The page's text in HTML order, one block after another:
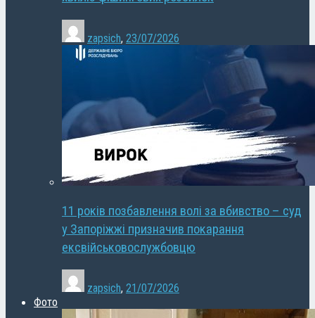
zapsich, 23/07/2026
11 років позбавлення волі за вбивство – суд
у Запоріжжі призначив покарання
ексвійськовослужбовцю
zapsich, 21/07/2026
Фото